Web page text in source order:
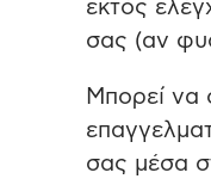
εκτός
σας (αν
Μπορεί να
σας μέσα